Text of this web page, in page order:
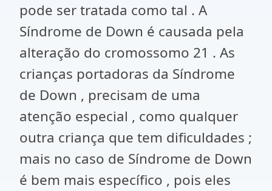
pode ser tratada como tal . A
Síndrome de Down é causada pela
alteração do cromossomo 21 . As
crianças portadoras da Síndrome
de Down , precisam de uma
atenção especial , como qualquer
outra criança que tem dificuldades ;
mais no caso de Síndrome de Down
é bem mais específico , pois eles